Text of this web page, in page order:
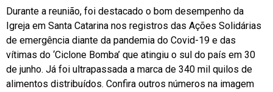
Durante a reunião, foi destacado o bom desempenho da
Igreja em Santa Catarina nos registros das Ações Solidárias
de emergência diante da pandemia do Covid-19 e das
vítimas do ‘Ciclone Bomba’ que atingiu o sul do país em 30
de junho. Já foi ultrapassada a marca de 340 mil quilos de
alimentos distribuídos. Confira outros números na imagem